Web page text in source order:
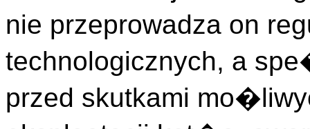
nie przeprowadza on
technologicznych, a
przed skutkami